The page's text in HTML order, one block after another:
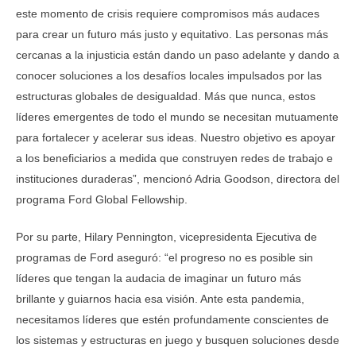
este momento de crisis requiere compromisos más audaces
para crear un futuro más justo y equitativo. Las personas más
cercanas a la injusticia están dando un paso adelante y dando a
conocer soluciones a los desafíos locales impulsados por las
estructuras globales de desigualdad. Más que nunca, estos
líderes emergentes de todo el mundo se necesitan mutuamente
para fortalecer y acelerar sus ideas. Nuestro objetivo es apoyar
a los beneficiarios a medida que construyen redes de trabajo e
instituciones duraderas”, mencionó Adria Goodson, directora del
programa Ford Global Fellowship.
Por su parte, Hilary Pennington, vicepresidenta Ejecutiva de
programas de Ford aseguró: “el progreso no es posible sin
líderes que tengan la audacia de imaginar un futuro más
brillante y guiarnos hacia esa visión. Ante esta pandemia,
necesitamos líderes que estén profundamente conscientes de
los sistemas y estructuras en juego y busquen soluciones desde